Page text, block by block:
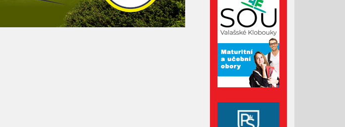
Červen 2022
Květen 2022
Duben 2022
Březen 2022
Únor 2022
Leden 2022
Říjen 2021